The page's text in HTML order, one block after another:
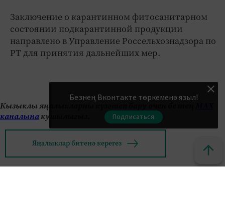
Заключение о карантинном фитосанитарном
состоянии подкарантинной продукции
направлено в Управление Россельхознадзора по
РТ для принятия дальнейших мер.
Кызыклы яңалыкларны күзәтеп бару өчен безнең
каналынакушылыгыз.
Яңалыклар битенә керегез
Безнең Вконтакте төркеменә языл!
Подписаться